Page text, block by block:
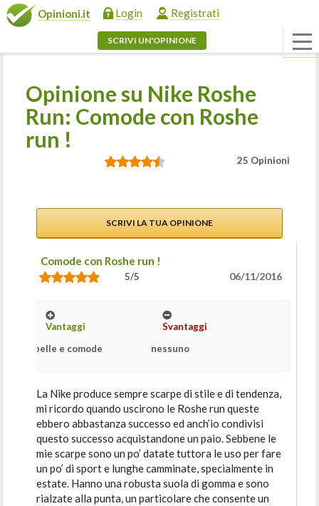
Opinioni.it Login Registrati
SCRIVI UN'OPINIONE
Opinione su Nike Roshe
Run: Comode con Roshe
run !
25 Opinioni
SCRIVI LA TUA OPINIONE
Comode con Roshe run !
5/5 06/11/2016
Vantaggi
belle e comode
Svantaggi
nessuno
La Nike produce sempre scarpe di stile e di tendenza,
mi ricordo quando uscirono le Roshe run queste
ebbero abbastanza successo ed anch’io condivisi
questo successo acquistandone un paio. Sebbene le
mie scarpe sono un po’ datate tuttora le uso per fare
un po’ di sport e lunghe camminate, specialmente in
estate. Hanno una robusta suola di gomma e sono
rialzate alla punta, un particolare che consente un